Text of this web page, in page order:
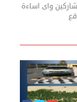
واى اساءة